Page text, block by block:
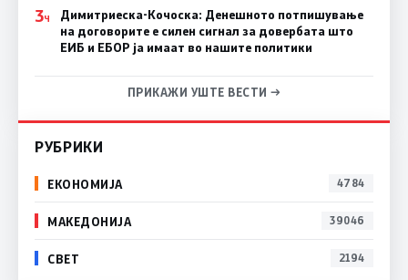
3Ч
Димитриеска-Кочоска: Денешното потпишување
на договорите е силен сигнал за довербата што
ЕИБ и ЕБОР ја имаат во нашите политики
ПРИКАЖИ УШТЕ ВЕСТИ →
РУБРИКИ
ЕКОНОМИЈА 4784
МАКЕДОНИЈА 39046
СВЕТ 2194